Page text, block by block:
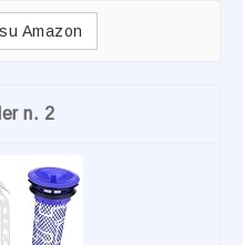
Amazon
2